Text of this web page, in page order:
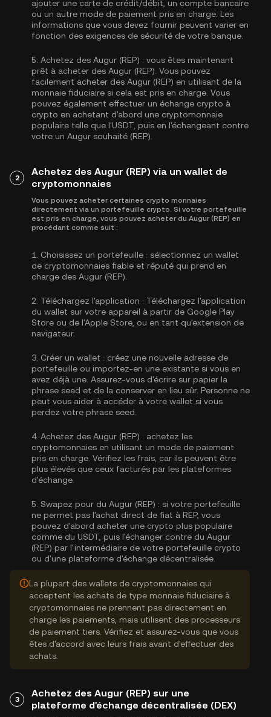
ajouter une carte de crédit/débit, un compte bancaire
ou un autre mode de paiement pris en charge. Les
informations que vous devez fournir peuvent varier en
fonction des exigences de sécurité de votre banque.
5. Achetez des Augur (REP) : vous êtes maintenant
prêt à acheter des Augur (REP). Vous pouvez
facilement acheter des Augur (REP) en utilisant de la
monnaie fiduciaire si cela est pris en charge. Vous
pouvez également effectuer un échange crypto à
crypto en achetant d'abord une cryptomonnaie
populaire telle que l'USDT , puis en l'échangeant contre
votre un Augur souhaité (REP).
2
Achetez des Augur (REP) via un wallet de
cryptomonnaies
Vous pouvez acheter certaines crypto monnaies
directement via un portefeuille crypto. Si votre portefeuille
est pris en charge, vous pouvez acheter du Augur (REP) en
procédant comme suit :
1. Choisissez un portefeuille : sélectionnez un wallet
de cryptomonnaies fiable et réputé qui prend en
charge des Augur (REP).
2. Téléchargez l'application : Téléchargez l'application
du wallet sur votre appareil à partir de Google Play
Store ou de l'Apple Store, ou en tant qu'extension de
navigateur.
3. Créer un wallet : créez une nouvelle adresse de
portefeuille ou importez-en une existante si vous en
avez déjà une. Assurez-vous d'écrire sur papier la
phrase seed et de la conserver en lieu sûr. Personne ne
peut vous aider à accéder à votre wallet si vous
perdez votre phrase seed.
4. Achetez des Augur (REP) : achetez les
cryptomonnaies en utilisant un mode de paiement
pris en charge. Vérifiez les frais, car ils peuvent être
plus élevés que ceux facturés par les plateformes
d'échange.
5. Swapez pour du Augur (REP) : si votre portefeuille
ne permet pas l'achat direct de fiat à REP, vous
pouvez d'abord acheter une crypto plus populaire
comme du USDT, puis l'échanger contre du Augur
(REP) par l'intermédiaire de votre portefeuille crypto
ou d'une plateforme d'échange décentralisée.
La plupart des wallets de cryptomonnaies qui
acceptent les achats de type monnaie fiduciaire à
cryptomonnaies ne prennent pas directement en
charge les paiements, mais utilisent des processeurs
de paiement tiers. Vérifiez et assurez-vous que vous
êtes d'accord avec leurs frais avant d'effectuer des
achats.
3
Achetez des Augur (REP) sur une
plateforme d'échange décentralisée (DEX)